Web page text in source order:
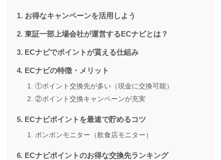
お得なキャンペーンを活用しよう
東証一部上場会社が運営するECナビとは？
ECナビでポイントが貰える仕組み
ECナビの特徴・メリット
①ポイント交換先が多い（現金に交換可能）
②ポイント交換キャンペーンが充実
ECナビポイントを最速で貯めるコツ
ポンポンモニター（飲食店モニター）
ECナビポイントのお得な交換先ランキング